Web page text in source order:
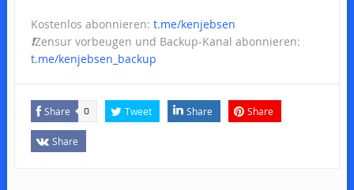
Kostenlos abonnieren: t.me/kenjebsen
❗️Zensur vorbeugen und Backup-Kanal abonnieren:
t.me/kenjebsen_backup
Share 0 Tweet Share Share
Share